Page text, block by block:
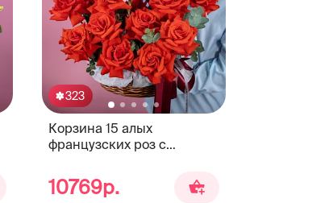
323
Корзина 15 алых
французских роз с
10769р.